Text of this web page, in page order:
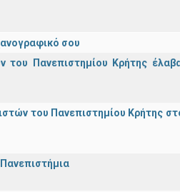
σου
Πανεπιστημίου Κρήτης
του Πανεπιστημίου Κρήτης